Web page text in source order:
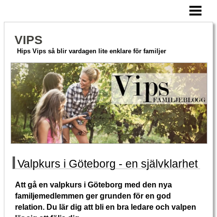
HITTA PÅ TILLSAMMANS
OM VIPS
BLOGG
VIPS
Hips Vips så blir vardagen lite enklare för familjer
Valpkurs i Göteborg - en självklarhet
Att gå en valpkurs i Göteborg med den nya
familjemedlemmen ger grunden för en god
relation. Du lär dig att bli en bra ledare och valpen